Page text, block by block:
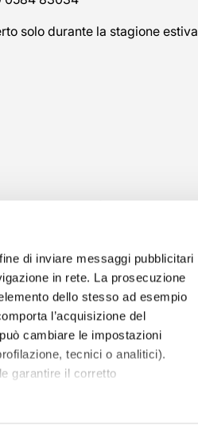
di inviare messaggi pubblicitari
in rete. La prosecuzione
dello stesso ad esempio
l’acquisizione del
cambiare le impostazioni
tecnici o analitici).
garantire il corretto
solo durante la stagione estiva
-modello di organizzazione
Veschetti Gioielli Due S.r.l.